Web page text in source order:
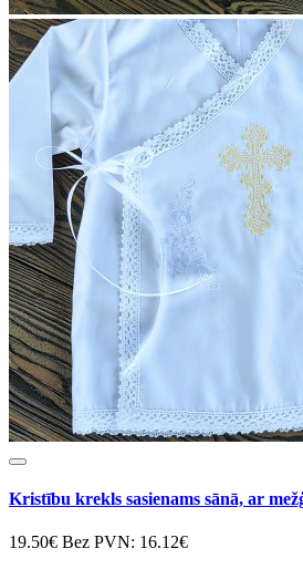
Kristību krekls sasienams sānā, ar
19.50€ Bez PVN: 16.12€